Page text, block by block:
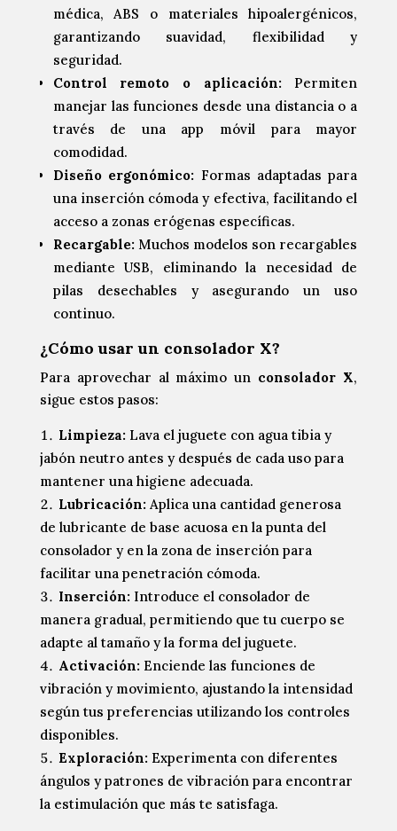
médica, ABS o materiales hipoalergénicos,
garantizando suavidad, flexibilidad y
seguridad.
Control remoto o aplicación: Permiten
manejar las funciones desde una distancia o a
través de una app móvil para mayor
comodidad.
Diseño ergonómico: Formas adaptadas para
una inserción cómoda y efectiva, facilitando el
acceso a zonas erógenas específicas.
Recargable: Muchos modelos son recargables
mediante USB, eliminando la necesidad de
pilas desechables y asegurando un uso
continuo.
¿Cómo usar un consolador X?
Para aprovechar al máximo un consolador X,
sigue estos pasos:
Limpieza: Lava el juguete con agua tibia y
jabón neutro antes y después de cada uso para
mantener una higiene adecuada.
Lubricación: Aplica una cantidad generosa
de lubricante de base acuosa en la punta del
consolador y en la zona de inserción para
facilitar una penetración cómoda.
Inserción: Introduce el consolador de
manera gradual, permitiendo que tu cuerpo se
adapte al tamaño y la forma del juguete.
Activación: Enciende las funciones de
vibración y movimiento, ajustando la intensidad
según tus preferencias utilizando los controles
disponibles.
Exploración: Experimenta con diferentes
ángulos y patrones de vibración para encontrar
la estimulación que más te satisfaga.